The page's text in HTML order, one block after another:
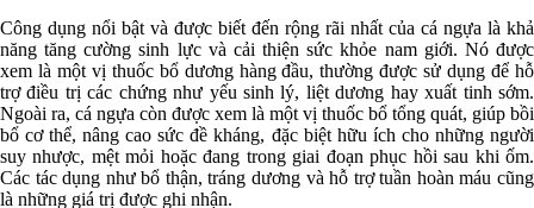
Công dụng nổi bật và được biết đến rộng rãi nhất của cá ngựa là khả
năng tăng cường sinh lực và cải thiện sức khỏe nam giới. Nó được
xem là một vị thuốc bổ dương hàng đầu, thường được sử dụng để hỗ
trợ điều trị các chứng như yếu sinh lý, liệt dương hay xuất tinh sớm.
Ngoài ra, cá ngựa còn được xem là một vị thuốc bổ tổng quát, giúp bồi
bổ cơ thể, nâng cao sức đề kháng, đặc biệt hữu ích cho những người
suy nhược, mệt mỏi hoặc đang trong giai đoạn phục hồi sau khi ốm.
Các tác dụng như bổ thận, tráng dương và hỗ trợ tuần hoàn máu cũng
là những giá trị được ghi nhận.